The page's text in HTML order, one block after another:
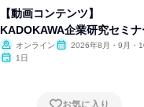
【動画コンテンツ】
KADOKAWA企業研究セミナ
オンライン
2026年8月・9月・
1日
お気に入り